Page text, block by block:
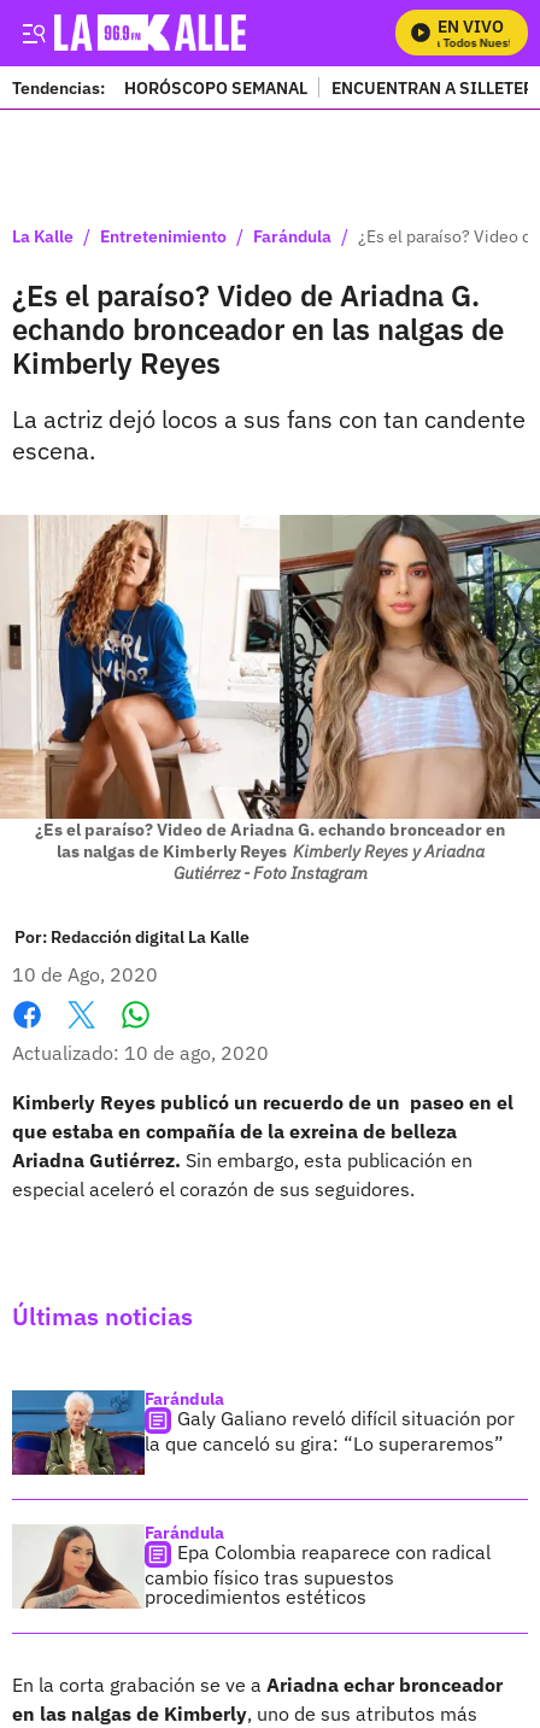
EN VIVO
Mira Todos Nuestros
Tendencias: HORÓSCOPO SEMANAL ENCUENTRAN A
La Kalle / Entretenimiento / Farándula / ¿Es el paraíso? Video
¿Es el paraíso? Video de Ariadna G.
echando bronceador en las nalgas de
Kimberly Reyes
La actriz dejó locos a sus fans con tan candente
escena.
¿Es el paraíso? Video de Ariadna G. echando bronceador en
las nalgas de Kimberly Reyes Kimberly Reyes y Ariadna
Gutiérrez - Foto Instagram
Por: Redacción digital La Kalle
10 de Ago, 2020
Facebook
X
Actualizado: 10 de ago, 2020
Kimberly Reyes publicó un recuerdo de un paseo en el
que estaba en compañía de la exreina de belleza
Ariadna Gutiérrez. Sin embargo, esta publicación en
especial aceleró el corazón de sus seguidores.
Últimas noticias
Farándula
Galy Galiano reveló difícil situación por
la que canceló su gira: “Lo superaremos”
Farándula
Epa Colombia reaparece con radical
cambio físico tras supuestos
procedimientos estéticos
En la corta grabación se ve a Ariadna echar bronceador
en las nalgas de Kimberly, uno de sus atributos más